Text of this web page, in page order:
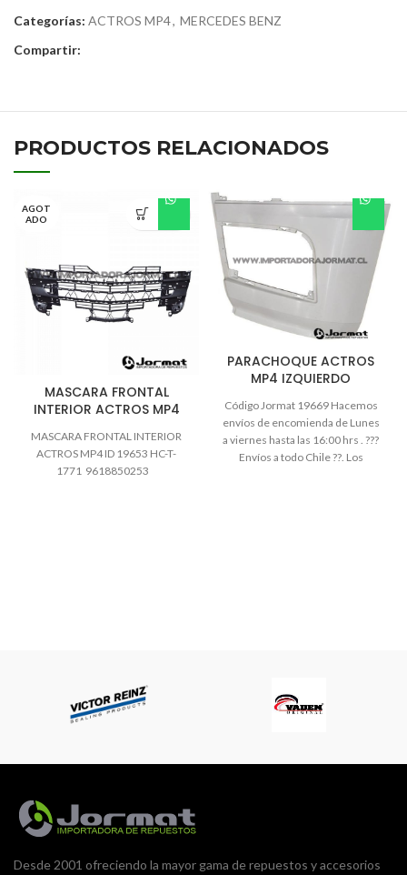
Categorías: ACTROS MP4, MERCEDES BENZ
Compartir:
PRODUCTOS RELACIONADOS
AGOT
ADO
MASCARA FRONTAL
INTERIOR ACTROS MP4
MASCARA FRONTAL INTERIOR
ACTROS MP4 ID 19653 HC-T-
1771 9618850253
PARACHOQUE ACTROS
MP4 IZQUIERDO
Código Jormat 19669 Hacemos
envíos de encomienda de Lunes
a viernes hasta las 16:00 hrs . ???
Envíos a todo Chile ??. Los
Desde 2001 ofreciendo la mayor gama de repuestos y accesorios